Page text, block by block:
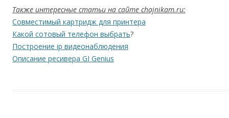
Также интересные статьи на сайте chajnikam.ru:
Совместимый картридж для принтера
Какой сотовый телефон выбрать?
Построение ip видеонаблюдения
Описание ресивера GI Genius